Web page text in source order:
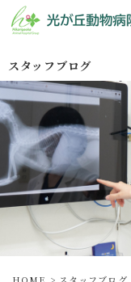
スタッフブログ
HOME > スタッフブログ